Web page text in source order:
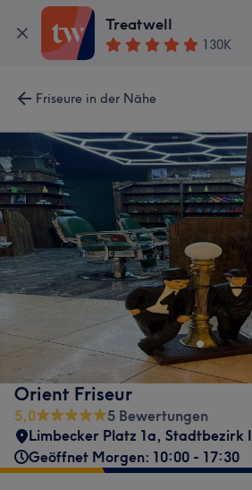
Treatwell
130K
Friseure in der Nähe
Orient Friseur
5,0
5 Bewertungen
Limbecker Platz 1a, Stadtbezirk I
Geöffnet Morgen: 10:00 - 17:30